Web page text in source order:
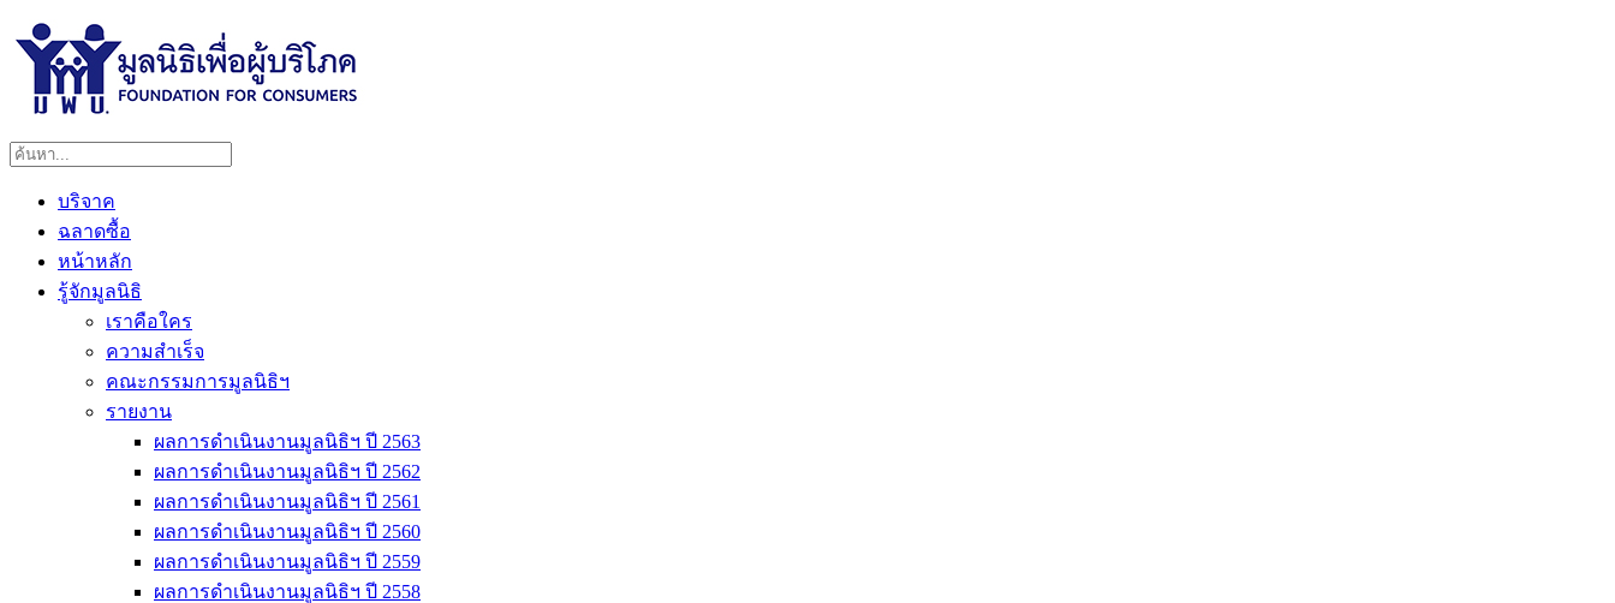
บริจาค
ฉลาดซื้อ
หน้าหลัก
รู้จักมูลนิธิ
เราคือใคร
ความสำเร็จ
คณะกรรมการมูลนิธิฯ
รายงาน
ผลการดำเนินงานมูลนิธิฯ ปี 2563
ผลการดำเนินงานมูลนิธิฯ ปี 2562
ผลการดำเนินงานมูลนิธิฯ ปี 2561
ผลการดำเนินงานมูลนิธิฯ ปี 2560
ผลการดำเนินงานมูลนิธิฯ ปี 2559
ผลการดำเนินงานมูลนิธิฯ ปี 2558